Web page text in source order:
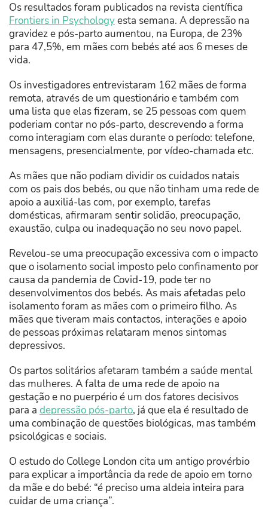
Os resultados foram publicados na revista científica
Frontiers in Psychologyesta semana. A depressão na
gravidez e pós-parto aumentou, na Europa, de 23%
para 47,5%, em mães com bebés até aos 6 meses de
vida.
Os investigadores entrevistaram 162 mães de forma
remota, através de um questionário e também com
uma lista que elas fizeram, se 25 pessoas com quem
poderiam contar no pós-parto, descrevendo a forma
como interagiam com elas durante o período: telefone,
mensagens, presencialmente, por vídeo-chamada etc.
As mães que não podiam dividir os cuidados natais
com os pais dos bebés, ou que não tinham uma rede de
apoio a auxiliá-las com, por exemplo, tarefas
domésticas, afirmaram sentir solidão, preocupação,
exaustão, culpa ou inadequação no seu novo papel.
Revelou-se uma preocupação excessiva com o impacto
que o isolamento social imposto pelo confinamento por
causa da pandemia de Covid-19, pode ter no
desenvolvimentos dos bebés. As mais afetadas pelo
isolamento foram as mães com o primeiro filho. As
mães que tiveram mais contactos, interações e apoio
de pessoas próximas relataram menos sintomas
depressivos.
Os partos solitários afetaram também a saúde mental
das mulheres. A falta de uma rede de apoio na
gestação e no puerpério é um dos fatores decisivos
para a depressão pós-parto, já que ela é resultado de
uma combinação de questões biológicas, mas também
psicológicas e sociais.
O estudo do College London cita um antigo provérbio
para explicar a importância da rede de apoio em torno
da mãe e do bebé: “é preciso uma aldeia inteira para
cuidar de uma criança”.